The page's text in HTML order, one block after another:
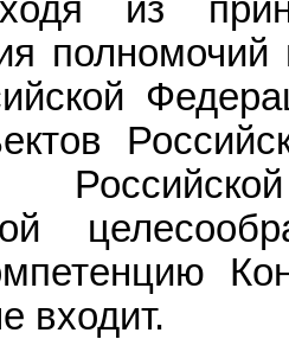
из
входит.